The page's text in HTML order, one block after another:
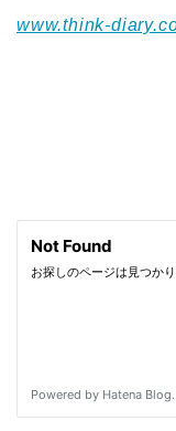
www.think-